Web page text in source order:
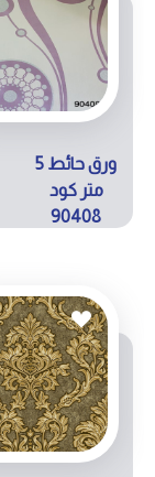
ورق حائط 5
متر كود
90408